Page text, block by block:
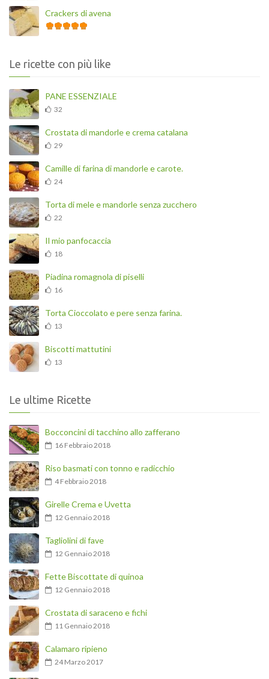
Crackers di avena
Le ricette con più like
PANE ESSENZIALE
32
Crostata di mandorle e crema catalana
29
Camille di farina di mandorle e carote.
24
Torta di mele e mandorle senza zucchero
22
Il mio panfocaccia
18
Piadina romagnola di piselli
16
Torta Cioccolato e pere senza farina.
13
Biscotti mattutini
13
Le ultime Ricette
Bocconcini di tacchino allo zafferano
16 Febbraio 2018
Riso basmati con tonno e radicchio
4 Febbraio 2018
Girelle Crema e Uvetta
12 Gennaio 2018
Tagliolini di fave
12 Gennaio 2018
Fette Biscottate di quinoa
12 Gennaio 2018
Crostata di saraceno e fichi
11 Gennaio 2018
Calamaro ripieno
24 Marzo 2017